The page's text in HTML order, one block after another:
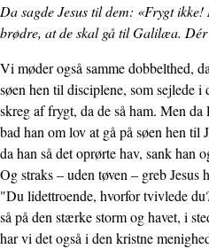
Da sagde Jesus til dem: «Frygt
brødre, at de skal gå til Galilæa. Dér
Vi møder også samme dobbelthed,
søen hen til disciplene, som sejlede
skreg af frygt, da de så ham. Men da
bad han om lov at gå på søen hen til
da han så det oprørte hav, sank han
Og straks – uden tøven – greb Jesus
"Du lidettroende, hvorfor tvivlede
så på den stærke storm og havet, i
har vi det også i den kristne